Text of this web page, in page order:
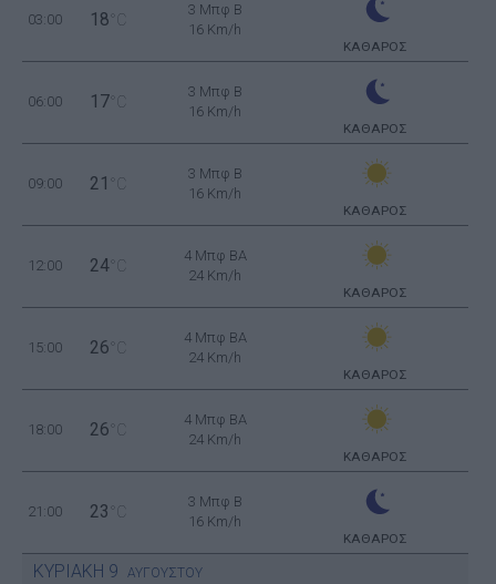
03:00 18 °C
3 Μπφ B
16 Km/h
ΚΑΘΑΡΟΣ
06:00 17 °C
3 Μπφ B
16 Km/h
ΚΑΘΑΡΟΣ
09:00 21 °C
3 Μπφ B
16 Km/h
ΚΑΘΑΡΟΣ
12:00 24 °C
4 Μπφ BA
24 Km/h
ΚΑΘΑΡΟΣ
15:00 26 °C
4 Μπφ BA
24 Km/h
ΚΑΘΑΡΟΣ
18:00 26 °C
4 Μπφ BA
24 Km/h
ΚΑΘΑΡΟΣ
21:00 23 °C
3 Μπφ B
16 Km/h
ΚΑΘΑΡΟΣ
ΚΥΡΙΑΚΗ 9 ΑΥΓΟΥΣΤΟΥ